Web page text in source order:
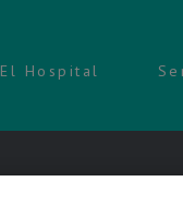
El Hospital